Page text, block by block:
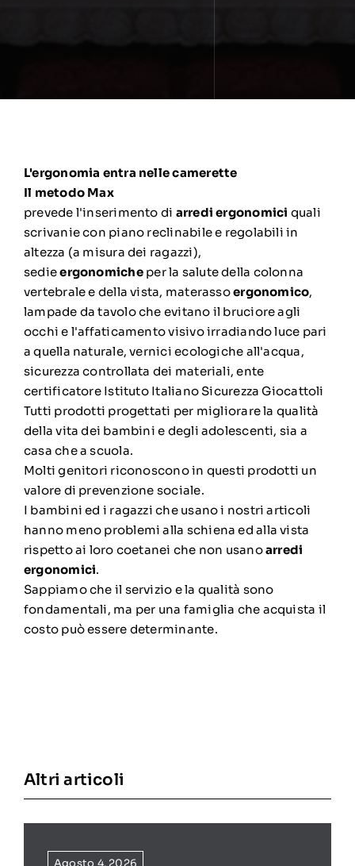
L'ergonomia entra nelle camerette
Il metodo Max
prevede l'inserimento di arredi ergonomici quali
scrivanie con piano reclinabile e regolabili in
altezza (a misura dei ragazzi),
sedieergonomicheper la salute della colonna
vertebrale e della vista, materassoergonomico,
lampade da tavolo che evitano il bruciore agli
occhi e l'affaticamento visivo irradiando luce pari
a quella naturale, vernici ecologiche all'acqua,
sicurezza controllata dei materiali, ente
certificatore Istituto Italiano Sicurezza Giocattoli
Tutti prodotti progettati per migliorare la qualità
della vita dei bambini e degli adolescenti, sia a
casa che a scuola.
Molti genitori riconoscono in questi prodotti un
valore di prevenzione sociale.
I bambini ed i ragazzi che usano i nostri articoli
hanno meno problemi alla schiena ed alla vista
rispetto ai loro coetanei che non usanoarredi
ergonomici.
Sappiamo che il servizio e la qualità sono
fondamentali, ma per una famiglia che acquista il
costo può essere determinante.
Altri articoli
Agosto 4, 2026